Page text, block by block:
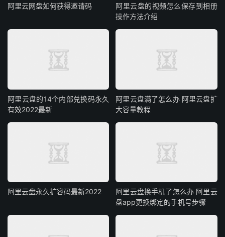
阿里云网盘如何获得邀请码
阿里云盘的视频怎么保存到相册
操作方法介绍
阿里云盘的14个内部兑换码永久
有效2022最新
阿里云盘满了怎么办 阿里云盘扩
大容量教程
阿里云盘永久扩容码最新2022
阿里云盘换手机了怎么办 阿里云
盘app更换绑定的手机号步骤